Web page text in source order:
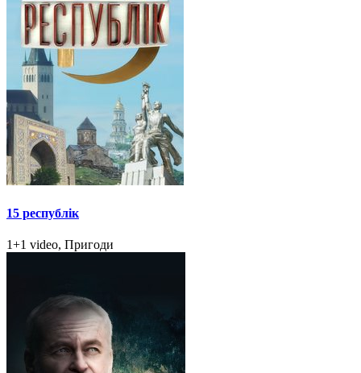
15 республік
1+1 video, Пригоди